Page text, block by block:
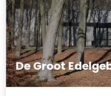
De Groot